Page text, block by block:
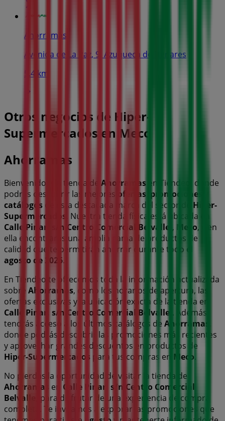
Ahorramas
Avenida de La Paz, 9, Azuqueca de Henares
5.4 km
Otros negocios de Hiper-
Supermercados en Meco
Ahorramas
Bienvenido a la tienda de Ahorramas en Tiendeo, donde
podrás descubrir las mejores ofertas promociones
catálogos de esta destacada marca del sector de Hiper-
Supermercados . Nuestra tienda física está ubicada en
Calle Pinar, s/n Centro Comercial Belvalle, , Meco, y en
ella encontrarás una amplia gama de productos de
calidad que te permitirán ahorrar durante todo el
agosto de 2026.
En Tiendeo te ofrecemos toda la información actualizada
sobre Ahorramas, como los horarios de apertura, las
ofertas exclusivas y la ubicación exacta de la tienda en
Calle Pinar, s/n Centro Comercial Belvalle, . Además,
tendrás acceso a los últimos catálogos de Ahorramas
donde podrás descubrir las promociones más recientes
y aprovechar grandes descuentos en productos de
Hiper-Supermercados para tus compras en Meco.
No pierdas la oportunidad de visitar la tienda de
Ahorramas
en Calle Pinar, s/n Centro Comercial
Belvalle,
para disfrutar de una experiencia de compra
completa. Te invitamos a explorar las promociones que